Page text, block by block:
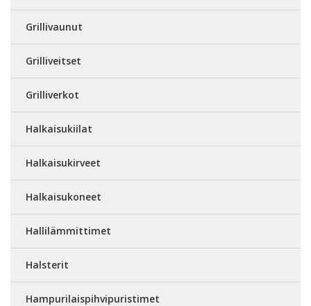
Grillivaunut
Grilliveitset
Grilliverkot
Halkaisukiilat
Halkaisukirveet
Halkaisukoneet
Hallilämmittimet
Halsterit
Hampurilaispihvipuristimet